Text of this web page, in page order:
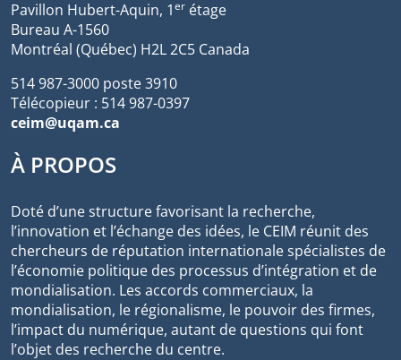
Pavillon Hubert-Aquin, 1er étage
Bureau A-1560
Montréal (Québec) H2L 2C5 Canada
514 987-3000 poste 3910
Télécopieur : 514 987-0397
ceim@uqam.ca
À PROPOS
Doté d’une structure favorisant la recherche,
l’innovation et l’échange des idées, le CEIM réunit des
chercheurs de réputation internationale spécialistes de
l’économie politique des processus d’intégration et de
mondialisation. Les accords commerciaux, la
mondialisation, le régionalisme, le pouvoir des firmes,
l’impact du numérique, autant de questions qui font
l’objet des recherche du centre.